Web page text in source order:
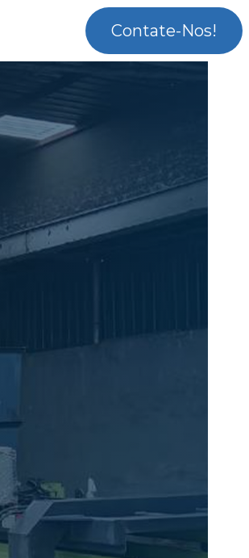
Contate-Nos!